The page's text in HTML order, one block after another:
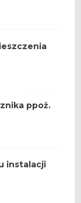
ppoż.
instalacji